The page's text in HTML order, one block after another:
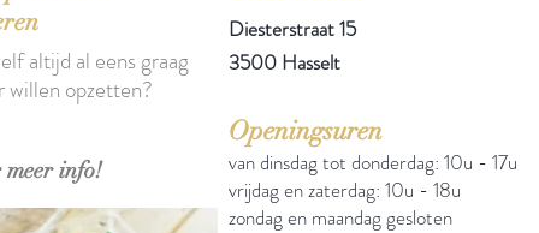
info!
altijd al eens graag
willen opzetten?
Diesterstraat 15
3500 Hasselt
Openingsuren
van dinsdag tot donderdag: 10u - 17u
vrijdag en zaterdag: 10u - 18u
zondag en maandag gesloten